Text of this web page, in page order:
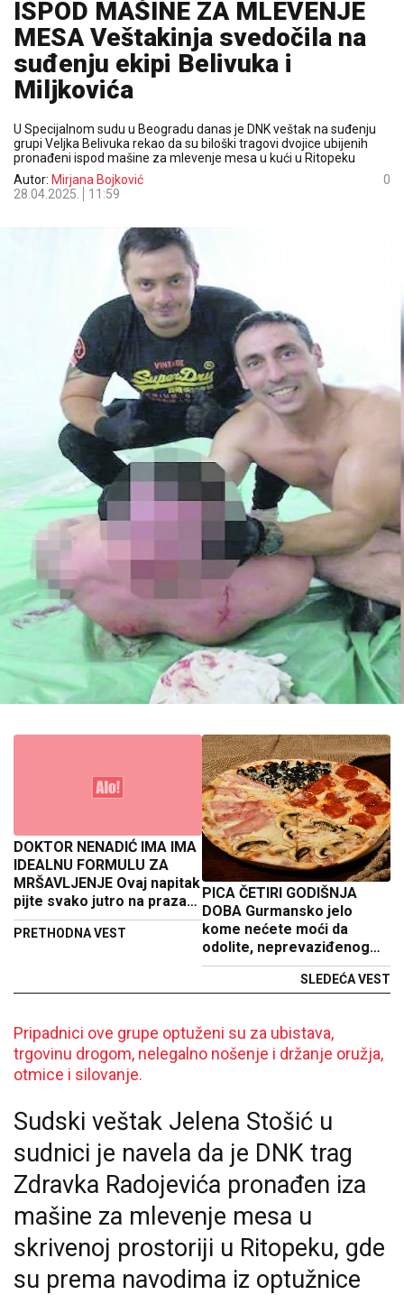
ISPOD MAŠINE ZA MLEVENJE
MESA Veštakinja svedočila na
suđenju ekipi Belivuka i
Miljkovića
U Specijalnom sudu u Beogradu danas je DNK veštak na suđenju
grupi Veljka Belivuka rekao da su biloški tragovi dvojice ubijenih
pronađeni ispod mašine za mlevenje mesa u kući u Ritopeku
Autor: Mirjana Bojković
28.04.2025.
11:59
0
DOKTOR NENADIĆ IMA IMA
IDEALNU FORMULU ZA
MRŠAVLJENJE Ovaj napitak
pijte svako jutro na prazan
želudac, drastično ćete
ubrzati sagorevanje sala
PRETHODNA VEST
PICA ČETIRI GODIŠNJA
DOBA Gurmansko jelo
kome nećete moći da
odolite, neprevaziđenog
ukusa
SLEDEĆA VEST
Pripadnici ove grupe optuženi su za ubistava,
trgovinu drogom, nelegalno nošenje i držanje oružja,
otmice i silovanje.
Sudski veštak Jelena Stošić u
sudnici je navela da je DNK trag
Zdravka Radojevića pronađen iza
mašine za mlevenje mesa u
skrivenoj prostoriji u Ritopeku, gde
su prema navodima iz optužnice